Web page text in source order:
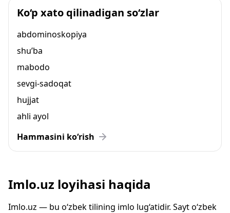
Ko‘p xato qilinadigan so‘zlar
abdominoskopiya
shu’ba
mabodo
sevgi-sadoqat
hujjat
ahli ayol
Hammasini ko‘rish
Imlo.uz loyihasi haqida
Imlo.uz — bu o‘zbek tilining imlo lug‘atidir. Sayt o‘zbek